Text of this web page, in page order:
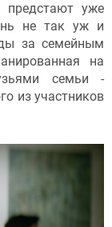
предстают уже
не так уж и
за семейным
на
семьи -
из участников